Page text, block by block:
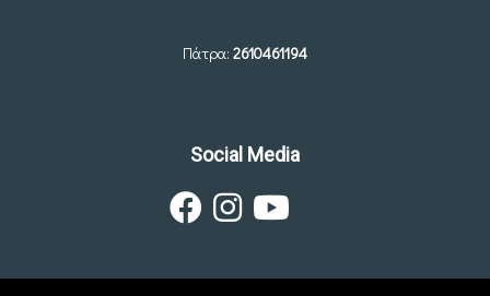
Πάτρα: 2610461194
Social Media